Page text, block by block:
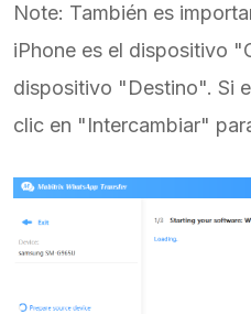
Note: También es
iPhone es el dispositivo
dispositivo "Destino". Si
clic en "Intercambiar"